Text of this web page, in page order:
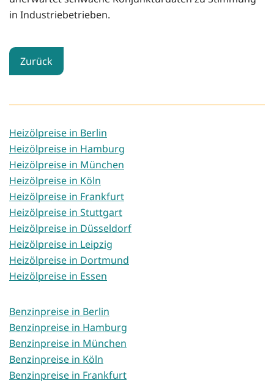
in Industriebetrieben.
Zurück
Heizölpreise in Berlin
Heizölpreise in Hamburg
Heizölpreise in München
Heizölpreise in Köln
Heizölpreise in Frankfurt
Heizölpreise in Stuttgart
Heizölpreise in Düsseldorf
Heizölpreise in Leipzig
Heizölpreise in Dortmund
Heizölpreise in Essen
Benzinpreise in Berlin
Benzinpreise in Hamburg
Benzinpreise in München
Benzinpreise in Köln
Benzinpreise in Frankfurt